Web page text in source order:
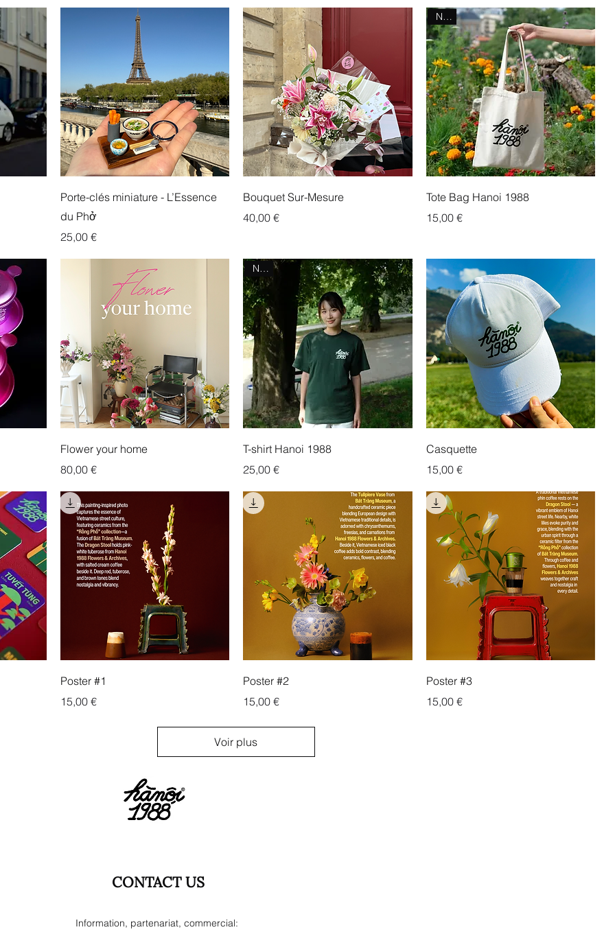
Porte-clés miniature - L’Essence
du Phở
Prix
25,00 €
Bouquet Sur-Mesure
Prix
40,00 €
NEW
Tote Bag Hanoi 1988
Prix
15,00 €
Flower your home
Prix
80,00 €
NEW
T-shirt Hanoi 1988
Prix
25,00 €
Casquette
Prix
15,00 €
Poster #1
Prix
15,00 €
Poster #2
Prix
15,00 €
Poster #3
Prix
15,00 €
Voir plus
CONTACT US
Information, partenariat, commercial: